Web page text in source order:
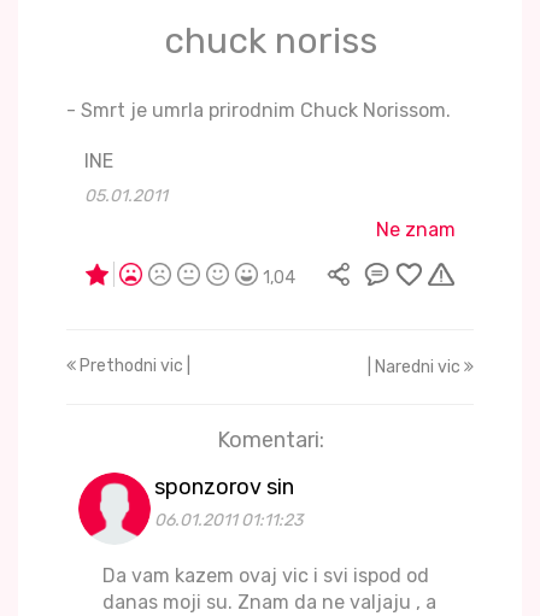
chuck noriss
- Smrt je umrla prirodnim Chuck Norissom.
INE
05.01.2011
Ne znam
1,04
Prethodni vic | | Naredni vic
Komentari:
sponzorov sin
06.01.2011 01:11:23
Da vam kazem ovaj vic i svi ispod od
danas moji su. Znam da ne valjaju , a